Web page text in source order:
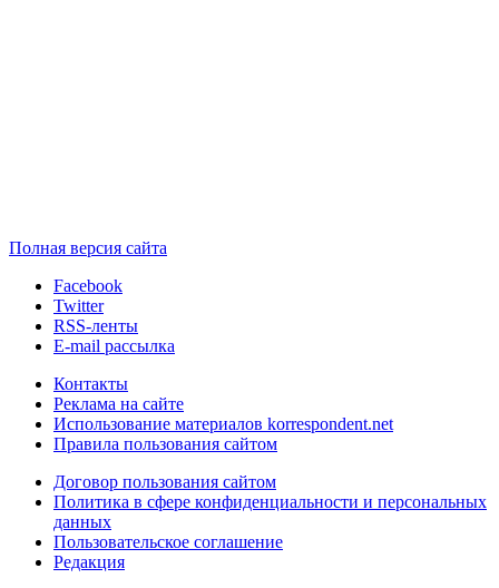
Полная версия сайта
Facebook
Twitter
RSS-ленты
E-mail рассылка
Контакты
Реклама на сайте
Использование материалов korrespondent.net
Правила пользования сайтом
Договор пользования сайтом
Политика в сфере конфиденциальности и персональных
данных
Пользовательское соглашение
Редакция